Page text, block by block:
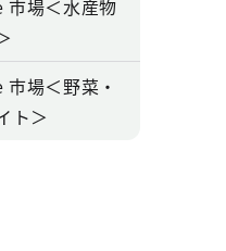
市場＜水産物
場＜野菜・
ト＞